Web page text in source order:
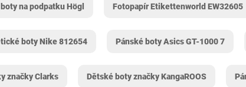
na podpatku Högl Fotopapír Etikettenworld EW32605
boty Nike 812654 Pánské boty Asics GT-1000 7
značky Clarks Dětské boty značky KangaROOS